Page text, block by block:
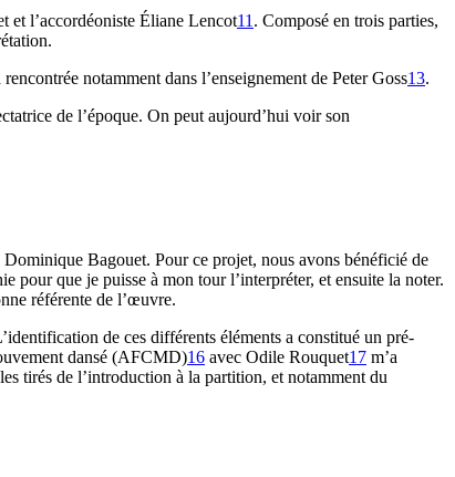
et l’accordéoniste Éliane Lencot11 . Composé en trois parties,
notamment dans l’enseignement de Peter Goss13.
de l’époque. On peut aujourd’hui voir son
Dominique Bagouet. Pour ce projet, nous avons bénéficié de
que je puisse à mon tour l’interpréter, et ensuite la noter.
référente de l’œuvre.
de ces différents éléments a constitué un pré-
dansé (AFCMD)16 avec Odile Rouquet17 m’a
tirés de l’introduction à la partition, et notamment du